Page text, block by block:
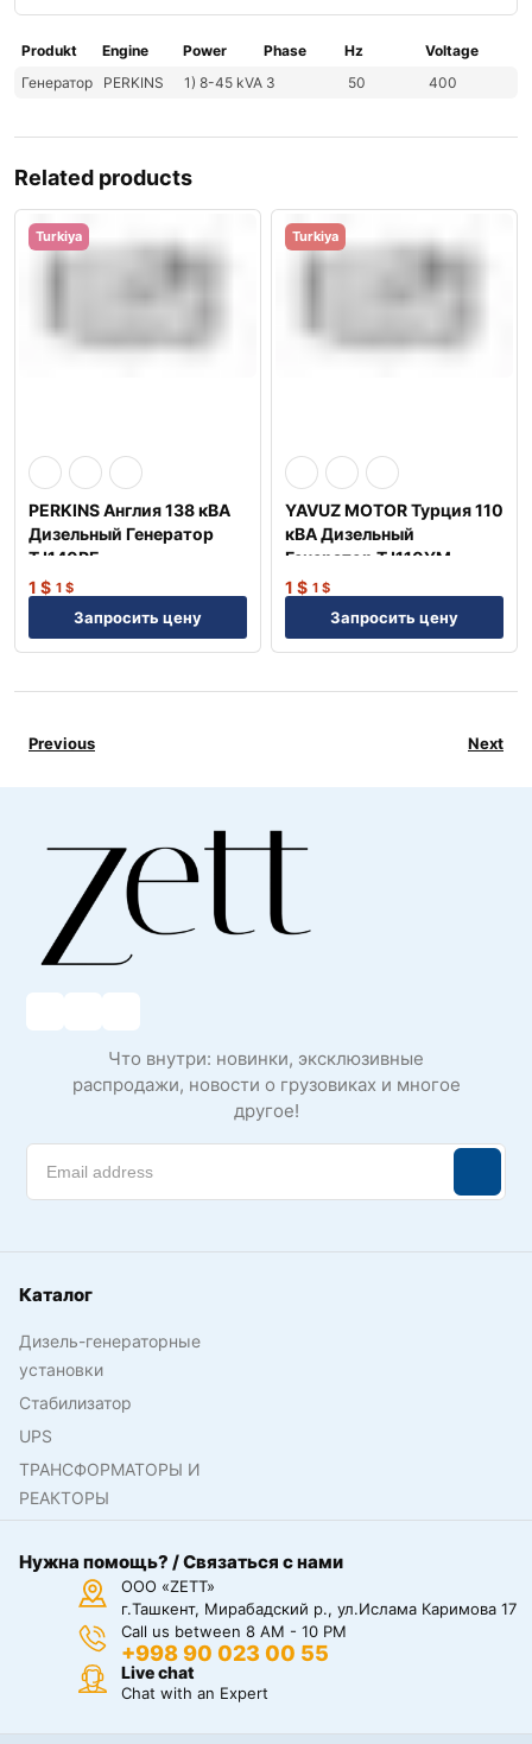
Produkt Engine Power Phase Hz
Voltage
Генератор
PERKINS 1) 8-45 kVA 3 50 400
Related products
Turkiya
PERKINS Англия 138 кВА
Дизельный Генератор
TJ140PE
1 $ 1 $
Запросить цену
Turkiya
YAVUZ MOTOR Турция 110
кВА Дизельный
Генератор TJ110YM
1 $ 1 $
Запросить цену
Previous Next
Что внутри: новинки, эксклюзивные
распродажи, новости о грузовиках и многое
другое!
Каталог
Дизель-генераторные
установки
Стабилизатор
UPS
ТРАНСФОРМАТОРЫ И
РЕАКТОРЫ
Нужна помощь? / Связаться с нами
ООО «ZETT»
г.Ташкент, Мирабадский р., ул.Ислама Каримова 17
Call us between 8 AM - 10 PM
+998 90 023 00 55
Live chat
Chat with an Expert